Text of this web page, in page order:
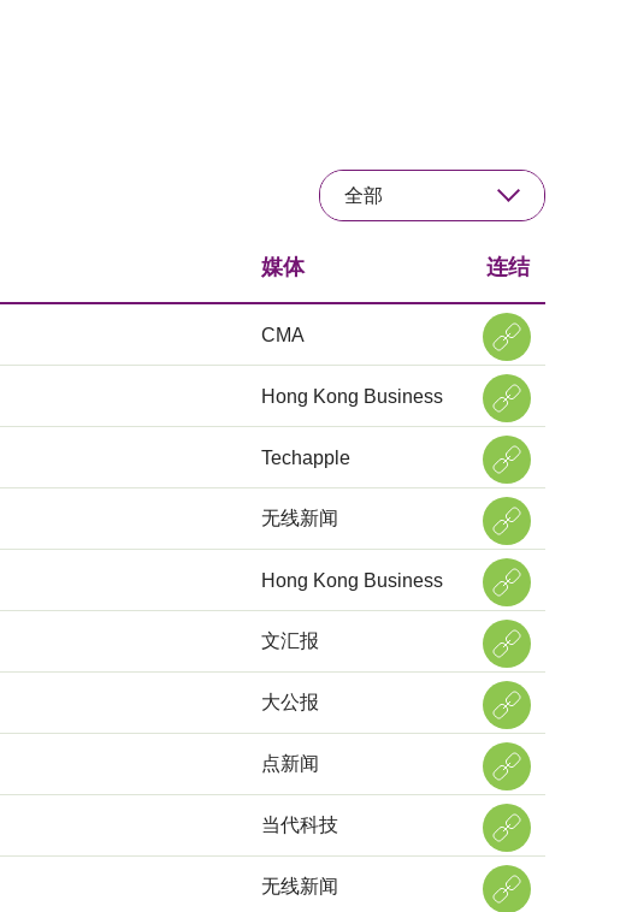
全部
媒体 连结
CMA
Hong Kong Business
Techapple
无线新闻
Hong Kong Business
文汇报
大公报
点新闻
当代科技
无线新闻